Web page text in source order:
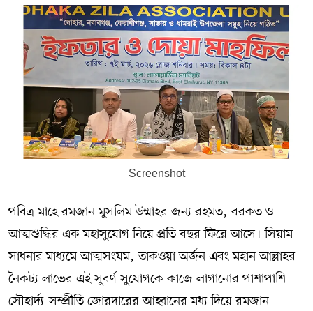
Screenshot
পবিত্র মাহে রমজান মুসলিম উম্মাহর জন্য রহমত, বরকত ও
আত্মশুদ্ধির এক মহাসুযোগ নিয়ে প্রতি বছর ফিরে আসে। সিয়াম
সাধনার মাধ্যমে আত্মসংযম, তাকওয়া অর্জন এবং মহান আল্লাহর
নৈকট্য লাভের এই সুবর্ণ সুযোগকে কাজে লাগানোর পাশাপাশি
সৌহার্দ্য-সম্প্রীতি জোরদারের আহ্বানের মধ্য দিয়ে রমজান